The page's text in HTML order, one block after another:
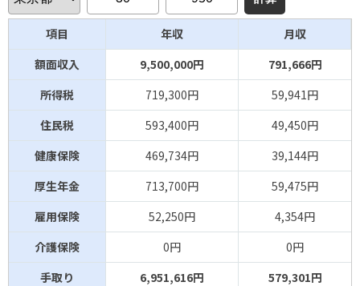
項目 年収
月収
額面収入
9,500,000円
791,666円
所得税
719,300円
59,941円
住民税
593,400円
49,450円
健康保険
469,734円
39,144円
厚生年金
713,700円
59,475円
雇用保険
52,250円
4,354円
介護保険
0円
0円
手取り
6,951,616円 579,301円